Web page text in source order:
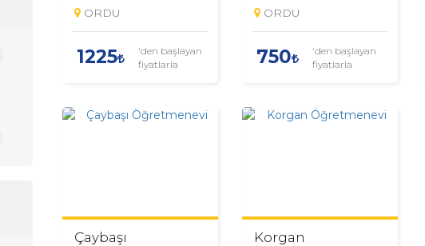
ORDU
1225
'den başlayan
fiyatlarla
ORDU
750
'den başlayan
fiyatlarla
Çaybaşı
Korgan